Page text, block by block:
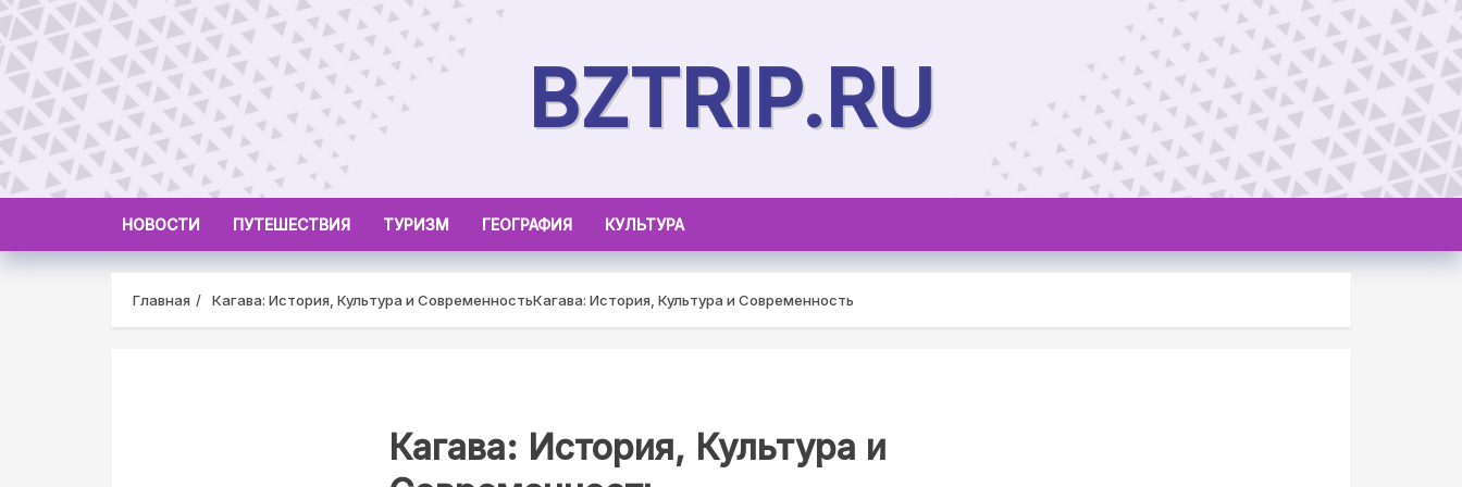
Skip
to
content
BZTRIP.RU
НОВОСТИ ПУТЕШЕСТВИЯ ТУРИЗМ ГЕОГРАФИЯ КУЛЬТУРА
Главная Кагава: История, Культура и СовременностьКагава: История, Культура и Современность
Кагава: История, Культура и